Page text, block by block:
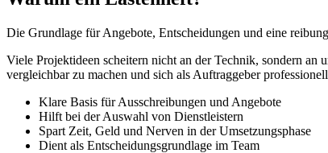
Die Grundlage für Angebote, Entscheidungen und eine
Viele Projektideen scheitern nicht an der Technik, sondern
vergleichbar zu machen und sich als Auftraggeber
Klare Basis für Ausschreibungen und Angebote
Hilft bei der Auswahl von Dienstleistern
Spart Zeit, Geld und Nerven in der Umsetzungsphase
Dient als Entscheidungsgrundlage im Team